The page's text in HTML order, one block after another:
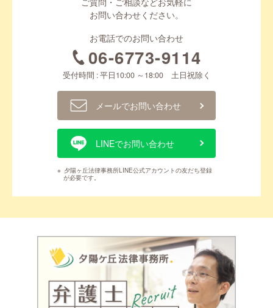
お問い合わせください。
お電話でのお問い合わせ
06-6773-9114
受付時間 : 平日10:00 ～18:00 土日祝除く
メールでお問い合わせ
LINEでお問い合わせ
※ 夕陽ヶ丘法律事務所LINE公式アカウントの友だち登録
が必要です。